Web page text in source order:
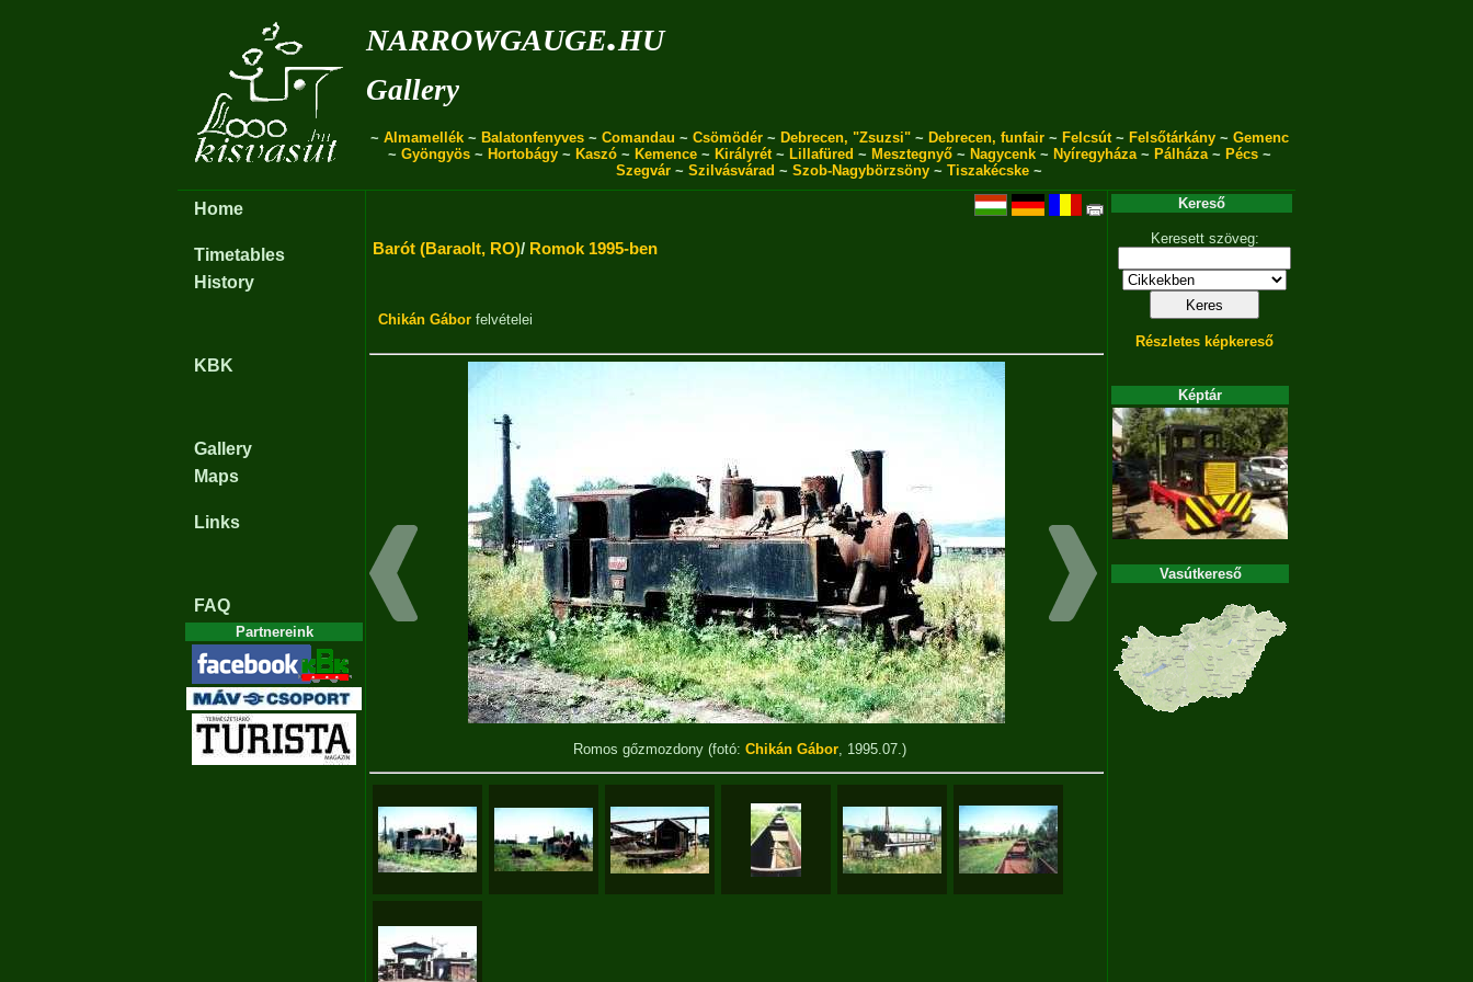
narrowgauge.hu
Gallery
~ Almamellék~ Balatonfenyves~ Comandau ~ Csömödér~ Debrecen, "Zsuzsi"~ Debrecen, funfair~ Felcsút~ Felsőtárkány~ Gemenc
~ Gyöngyös~ Hortobágy~ Kaszó~ Kemence~ Királyrét~ Lillafüred ~ Mesztegnyő~ Nagycenk~ Nyíregyháza~ Pálháza~ Pécs~
Szegvár ~ Szilvásvárad ~ Szob-Nagybörzsöny ~ Tiszakécske ~
Home
Timetables
History
KBK
Gallery
Maps
Links
FAQ
Partnereink
Barót (Baraolt, RO)/ Romok 1995-ben
Chikán Gábor felvételei
Romos gőzmozdony (fotó: Chikán Gábor, 1995.07.)
Kereső
Keresett szöveg:
Részletes képkereső
Képtár
Vasútkereső